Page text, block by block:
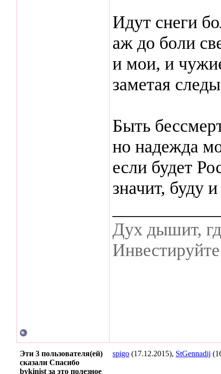
Идут снеги
аж до боли
и мои, и
заметая
Быть
но надежда
если будет
значит, буду
Дух дышит,
Эти 3 пользователя(ей)
сказали Спасибо
bykinist за это полезное
spigo (17.12.2015), StGennadij